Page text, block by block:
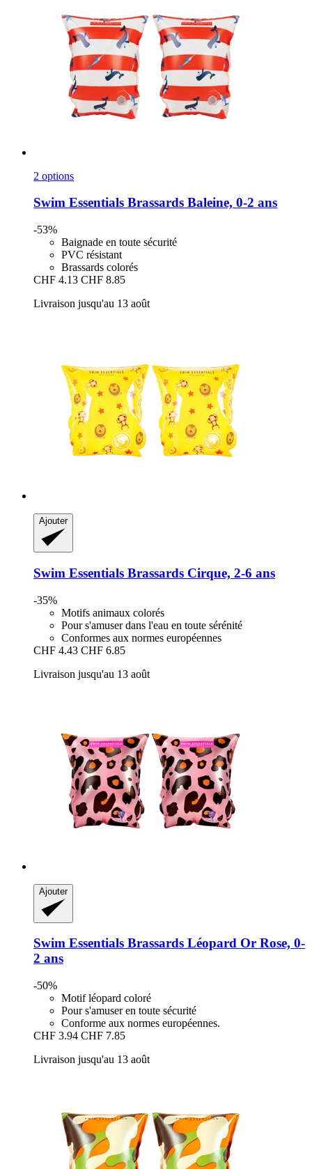
2 options
Swim Essentials Brassards Baleine, 0-​2 ans
-53%
Baignade en toute sécurité
PVC résistant
Brassards colorés
CHF 4.13 CHF 8.85
Livraison jusqu'au 13 août
Ajouter
Swim Essentials Brassards Cirque, 2-​6 ans
-35%
Motifs animaux colorés
Pour s'amuser dans l'eau en toute sérénité
Conformes aux normes européennes
CHF 4.43 CHF 6.85
Livraison jusqu'au 13 août
Ajouter
Swim Essentials Brassards Léopard Or Rose, 0-​
2 ans
-50%
Motif léopard coloré
Pour s'amuser en toute sécurité
Conforme aux normes européennes.
CHF 3.94 CHF 7.85
Livraison jusqu'au 13 août